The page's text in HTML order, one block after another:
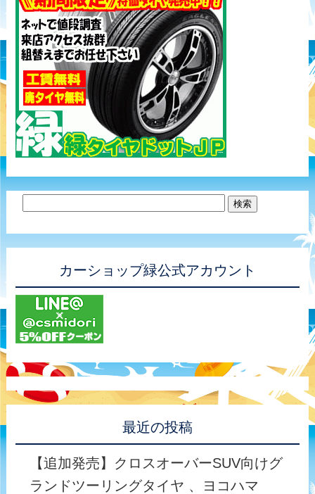
カーショップ緑公式アカウント
最近の投稿
【追加発売】クロスオーバーSUV向けグ
ランドツーリングタイヤ 、ヨコハマ